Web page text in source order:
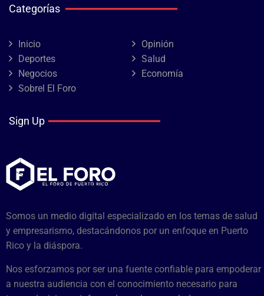
Categorías
Inicio
Opinión
Deportes
Salud
Negocios
Economía
Sobrel El Foro
Sign Up
Somos un medio digital especializado en los temas de salud
y empresarismo, destacándonos por un enfoque en Puerto
Rico y la diáspora.
Nos esforzamos por ser una fuente confiable para empoderar
a nuestra audiencia con el conocimiento necesario para